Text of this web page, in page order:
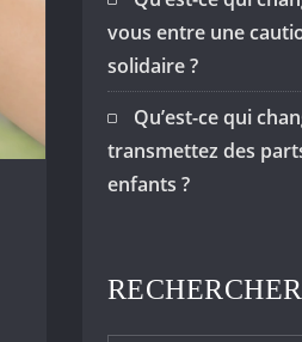
vous entre une
solidaire ?
Qu’est-ce qui
transmettez des
enfants ?